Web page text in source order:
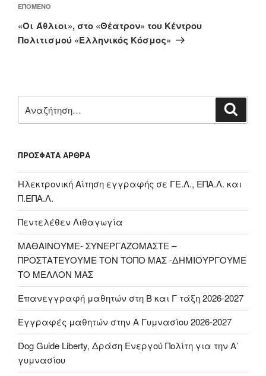
Επόμενο
άρθρο
ΕΠΌΜΕΝΟ
«Οι Άθλιοι», στο «Θέατρον» του Κέντρου
Πολιτισμού «Ελληνικός Κόσμος»
για:
ΠΡΌΣΦΑΤΑ ΆΡΘΡΑ
Ηλεκτρονική Αίτηση εγγραφής σε ΓΕ.Λ., ΕΠΑ.Λ. και
Π.ΕΠΑ.Λ.
Πεντελέθεν Λιθαγωγία
ΜΑΘΑΙΝΟΥΜΕ- ΣΥΝΕΡΓΑΖΟΜΑΣΤΕ –
ΠΡΟΣΤΑΤΕΥΟΥΜΕ ΤΟΝ ΤΟΠΟ ΜΑΣ -ΔΗΜΙΟΥΡΓΟΥΜΕ
ΤΟ ΜΕΛΛΟΝ ΜΑΣ
Επανεγγραφή μαθητών στη Β και Γ τάξη 2026-2027
Εγγραφές μαθητών στην Α Γυμνασίου 2026-2027
Dog Guide Liberty, Δράση Ενεργού Πολίτη για την Α’
γυμνασίου